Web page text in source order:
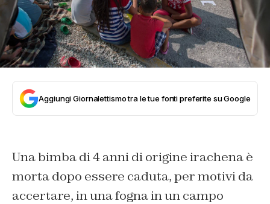
Aggiungi Giornalettismo tra le tue fonti preferite su Google
Una bimba di 4 anni di origine irachena è
morta dopo essere caduta, per motivi da
accertare, in una fogna in un campo